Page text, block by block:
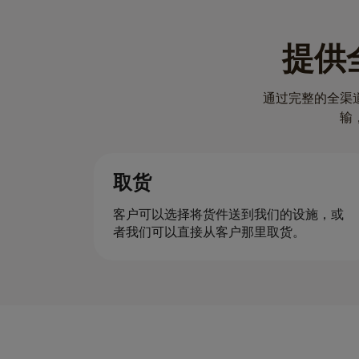
提供
通过完整的全渠
输
取货
客户可以选择将货件送到我们的设施，或
者我们可以直接从客户那里取货。